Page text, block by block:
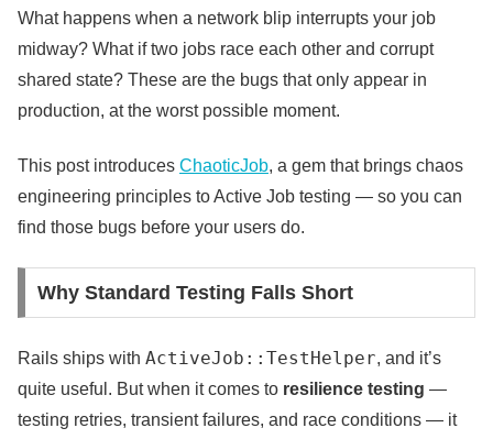
What happens when a network blip interrupts your job
midway? What if two jobs race each other and corrupt
shared state? These are the bugs that only appear in
production, at the worst possible moment.
This post introduces ChaoticJob, a gem that brings chaos
engineering principles to Active Job testing — so you can
find those bugs before your users do.
Why Standard Testing Falls Short
Rails ships with ActiveJob::TestHelper, and it’s
quite useful. But when it comes to resilience testing —
testing retries, transient failures, and race conditions — it